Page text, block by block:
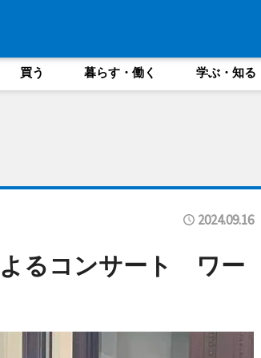
買う 暮らす・働く 学ぶ・知る
2024.09.16
よるコンサート ワー